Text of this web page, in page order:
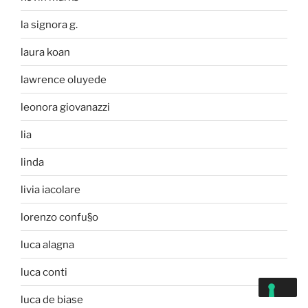
la signora g.
laura koan
lawrence oluyede
leonora giovanazzi
lia
linda
livia iacolare
lorenzo confu§o
luca alagna
luca conti
luca de biase